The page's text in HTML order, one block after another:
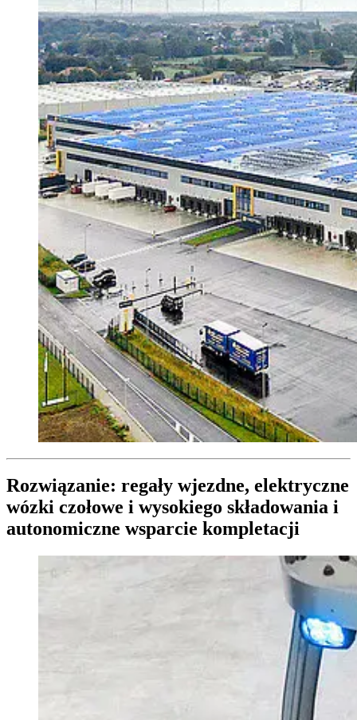
Rozwiązanie: regały wjezdne, elektryczne
wózki czołowe i wysokiego składowania i
autonomiczne wsparcie kompletacji